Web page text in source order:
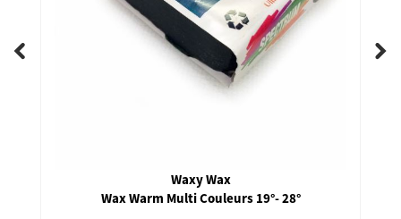
Waxy Wax
Wax Warm Multi Couleurs 19°- 28°